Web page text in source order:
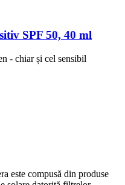
SPF 50, 40 ml
- chiar și cel sensibil
este compusă din produse